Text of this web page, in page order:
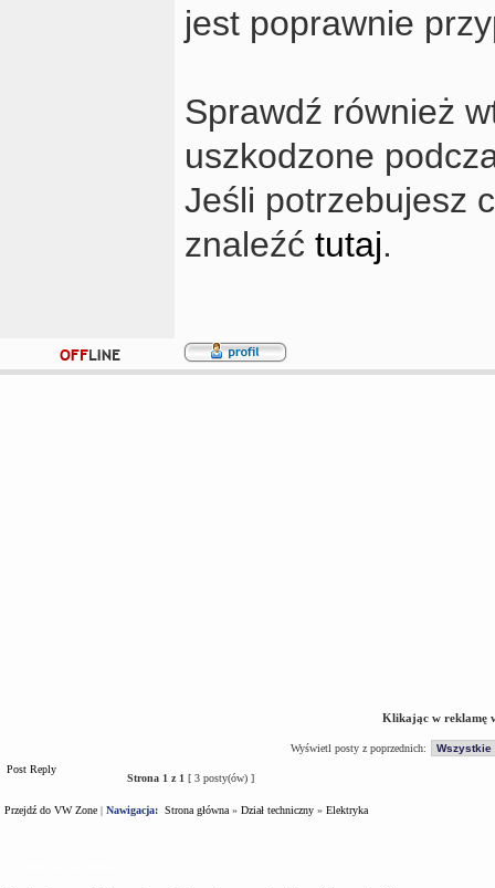
jest poprawnie
Sprawdź również
uszkodzone
Jeśli potrzebujesz
znaleźć tutaj.
Klikając w reklamę
Wyświetl posty z poprzednich:
Post Reply
Strona 1 z 1 [ 3 posty(ów) ]
Przejdź do VW Zone | Nawigacja: Strona główna » Dział techniczny » Elektryka